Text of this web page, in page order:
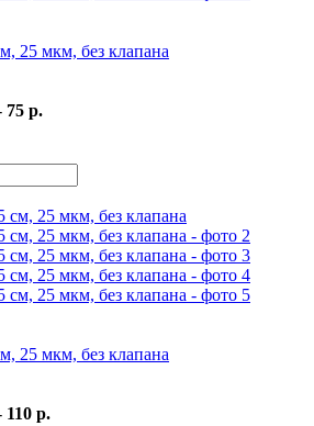
25 мкм, без клапана
75 р.
25 мкм, без клапана
110 р.